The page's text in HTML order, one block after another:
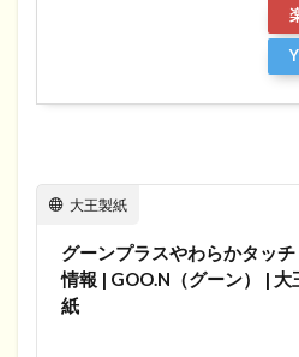
大王製紙
グーンプラスやわらかタッチ
情報 | GOO.N（グーン） | 大
紙